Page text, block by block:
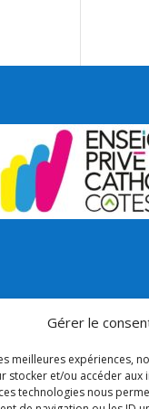
Gérer le
meilleures expériences,
stocker et/ou accéder
technologies nous